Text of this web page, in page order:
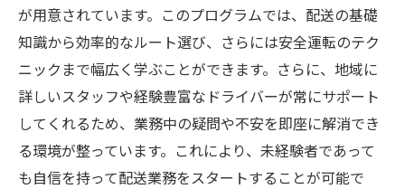
燃費を考慮した車両運用方法
効率的なルートを見つけるためのツール
無駄のない配送スケジュール作成
金沢区でフレキシブルな働き方を実現する軽貨
物配送の可能性
自由な時間設定が可能な働き方
が用意されています。このプログラムでは、配送の基礎
知識から効率的なルート選び、さらには安全運転のテク
ニックまで幅広く学ぶことができます。さらに、地域に
詳しいスタッフや経験豊富なドライバーが常にサポート
してくれるため、業務中の疑問や不安を即座に解消でき
る環境が整っています。これにより、未経験者であって
も自信を持って配送業務をスタートすることが可能で